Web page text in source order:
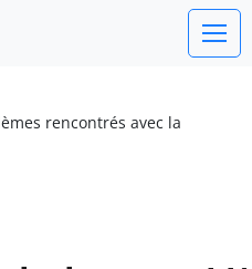
rencontrés avec la